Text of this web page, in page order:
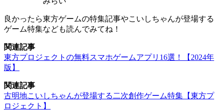
良かったら東方ゲームの特集記事やこいしちゃんが登場する
ゲーム特集なども読んでみてね！
関連記事
東方プロジェクトの無料スマホゲームアプリ16選！【2024年
版】
関連記事
古明地こいしちゃんが登場する二次創作ゲーム特集【東方プ
ロジェクト】